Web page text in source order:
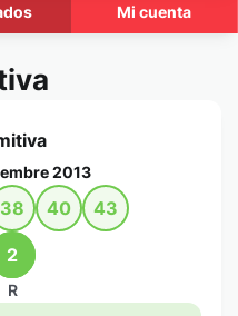
Mi cuenta
2013
38 40 43
2
R